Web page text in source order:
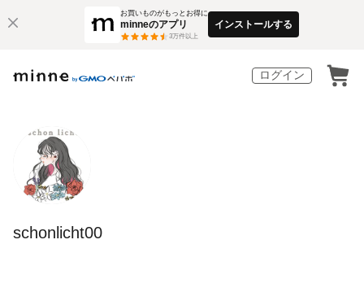
お買いものがもっとお得に
minneのアプリ
3万件以上
インストールする
ログイン
schonlicht00